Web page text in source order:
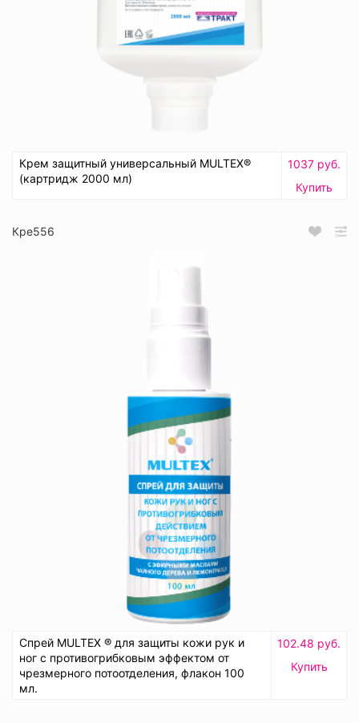
Крем защитный универсальный MULTEX®
(картридж 2000 мл)
1037 руб.
Купить
Кре556
Спрей MULTEX ® для защиты кожи рук и
ног с противогрибковым эффектом от
чрезмерного потоотделения, флакон 100
мл.
102.48 руб.
Купить